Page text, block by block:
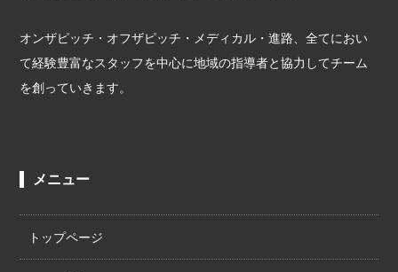
オンザピッチ・オフザピッチ・メディカル・進路、全てにおい
て経験豊富なスタッフを中心に地域の指導者と協力してチーム
を創っていきます。
メニュー
トップページ